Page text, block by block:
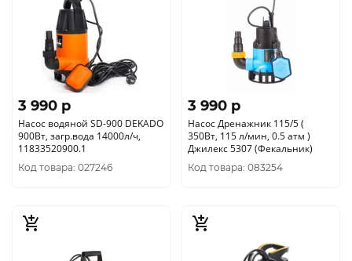
3 990 p
Насос водяной SD-900 DEKADO
900Вт, загр.вода 14000л/ч,
11833520900.1
Код товара: 027246
3 990 p
Насос Дренажник 115/5 (
350Вт, 115 л/мин, 0.5 атм )
Джилекс 5307 (Фекальник)
Код товара: 083254